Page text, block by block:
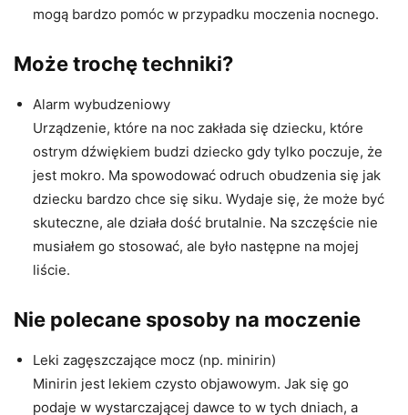
mogą bardzo pomóc w przypadku moczenia nocnego.
Może trochę techniki?
Alarm wybudzeniowy
Urządzenie, które na noc zakłada się dziecku, które
ostrym dźwiękiem budzi dziecko gdy tylko poczuje, że
jest mokro. Ma spowodować odruch obudzenia się jak
dziecku bardzo chce się siku. Wydaje się, że może być
skuteczne, ale działa dość brutalnie. Na szczęście nie
musiałem go stosować, ale było następne na mojej
liście.
Nie polecane sposoby na moczenie
Leki zagęszczające mocz (np. minirin)
Minirin jest lekiem czysto objawowym. Jak się go
podaje w wystarczającej dawce to w tych dniach, a